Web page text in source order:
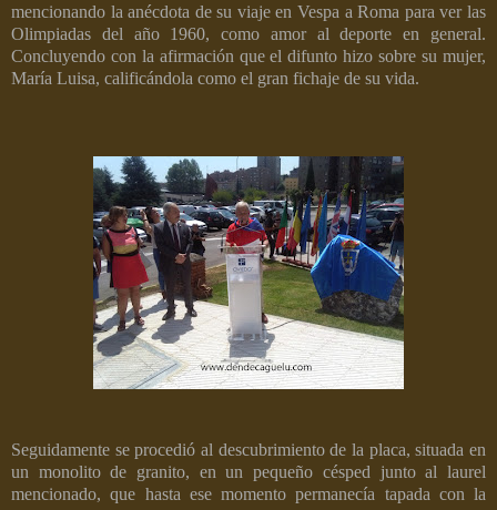
mencionando la anécdota de su viaje en Vespa a Roma para ver las
Olimpiadas del año 1960, como amor al deporte en general.
Concluyendo con la afirmación que el difunto hizo sobre su mujer,
María Luisa, calificándola como el gran fichaje de su vida.
Seguidamente se procedió al descubrimiento de la placa, situada en
un monolito de granito, en un pequeño césped junto al laurel
mencionado, que hasta ese momento permanecía tapada con la